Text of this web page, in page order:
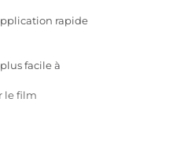
rapide
facile à
le film